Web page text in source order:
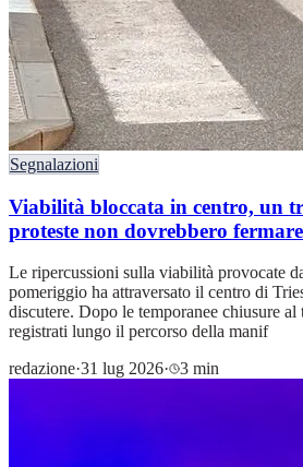
Segnalazioni
Viabilità bloccata in centro, un
proteste non dovrebbero
Le ripercussioni sulla viabilità provocate
pomeriggio ha attraversato il centro di
discutere. Dopo le temporanee chiusure
registrati lungo il percorso della manif
redazione·31 lug 2026· 3 min